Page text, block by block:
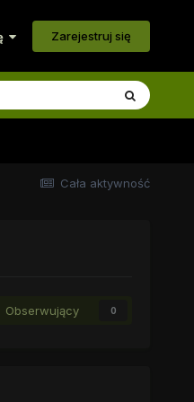
Zarejestruj się
Cała aktywność
Obserwujący 0